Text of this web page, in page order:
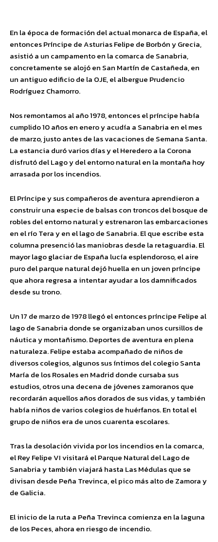
En la época de formación del actual monarca de España, el
entonces Príncipe de Asturias Felipe de Borbón y Grecia,
asistió a un campamento en la comarca de Sanabria,
concretamente se alojó en San Martín de Castañeda, en
un antiguo edificio de la OJE, el albergue Prudencio
Rodríguez Chamorro.
Nos remontamos al año 1978, entonces el príncipe había
cumplido 10 años en enero y acudía a Sanabria en el mes
de marzo, justo antes de las vacaciones de Semana Santa.
La estancia duró varios días y el Heredero a la Corona
disfrutó del Lago y del entorno natural en la montaña hoy
arrasada por los incendios.
El Príncipe y sus compañeros de aventura aprendieron a
construir una especie de balsas con troncos del bosque de
robles del entorno natural y estrenaron las embarcaciones
en el río Tera y en el lago de Sanabria. El que escribe esta
columna presenció las maniobras desde la retaguardia. El
mayor lago glaciar de España lucía esplendoroso, el aire
puro del parque natural dejó huella en un joven príncipe
que ahora regresa a intentar ayudar a los damnificados
desde su trono.
Un 17 de marzo de 1978 llegó el entonces príncipe Felipe al
lago de Sanabria donde se organizaban unos cursillos de
náutica y montañismo. Deportes de aventura en plena
naturaleza. Felipe estaba acompañado de niños de
diversos colegios, algunos sus íntimos del colegio Santa
María de los Rosales en Madrid donde cursaba sus
estudios, otros una decena de jóvenes zamoranos que
recordarán aquellos años dorados de sus vidas, y también
había niños de varios colegios de huérfanos. En total el
grupo de niños era de unos cuarenta escolares.
Tras la desolación vivida por los incendios en la comarca,
el Rey Felipe VI visitará el Parque Natural del Lago de
Sanabria y también viajará hasta Las Médulas que se
divisan desde Peña Trevinca, el pico más alto de Zamora y
de Galicia.
El inicio de la ruta a Peña Trevinca comienza en la laguna
de los Peces, ahora en riesgo de incendio.